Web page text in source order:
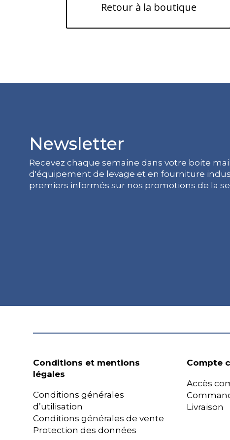
Retour à la boutique
Newsletter
Recevez chaque semaine dans votre boite
d'équipement de levage et en fourniture
premiers informés sur nos promotions de la
Conditions et mentions
légales
Conditions générales
d’utilisation
Conditions générales de vente
Protection des données
Compte
Accès
Livraison